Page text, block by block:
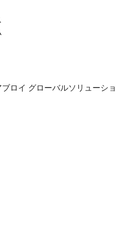
ロイ グローバルソリューシ